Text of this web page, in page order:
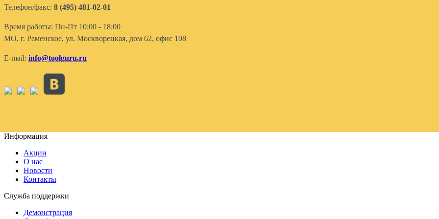
Телефон/факс: 8 (495) 481-02-01
Время работы: Пн-Пт 10:00 - 18:00
МО, г. Раменское, ул. Москворецкая, дом 62, офис 108
E-mail: info@toolguru.ru
Информация
Акции
О нас
Новости
Контакты
Служба поддержки
Демонстрация